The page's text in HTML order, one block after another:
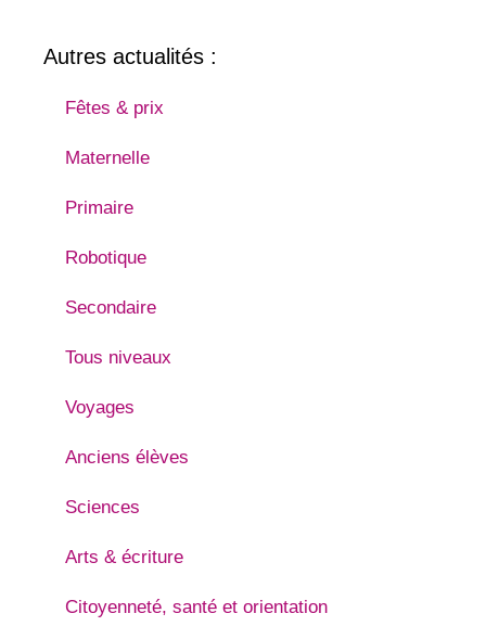
Autres actualités :
Fêtes & prix
Maternelle
Primaire
Robotique
Secondaire
Tous niveaux
Voyages
Anciens élèves
Sciences
Arts & écriture
Citoyenneté, santé et orientation